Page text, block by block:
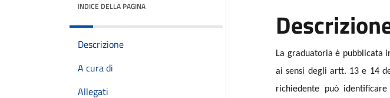
INDICE DELLA PAGINA
Descrizione
A cura di
Allegati
La graduatoria è pubblicata
ai sensi degli artt. 13 e 14
richiedente può